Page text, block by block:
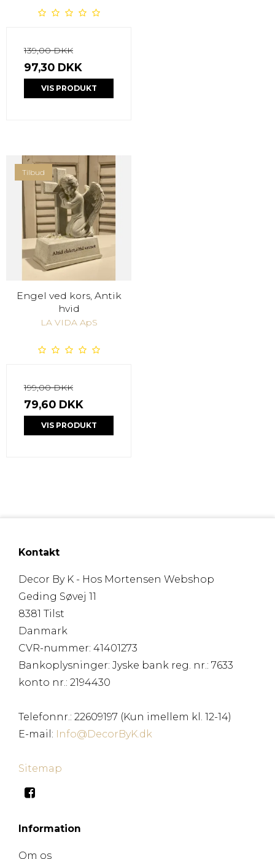
139,00 DKK
97,30 DKK
VIS PRODUKT
Tilbud
Engel ved kors, Antik
hvid
LA VIDA ApS
199,00 DKK
79,60 DKK
VIS PRODUKT
Kontakt
Decor By K - Hos Mortensen Webshop
Geding Søvej 11
8381 Tilst
Danmark
CVR-nummer: 41401273
Bankoplysninger: Jyske bank reg. nr.: 7633
konto nr.: 2194430
Telefonnr.: 22609197 (Kun imellem kl. 12-14)
E-mail : Info@DecorByK.dk
Sitemap
Information
Om os